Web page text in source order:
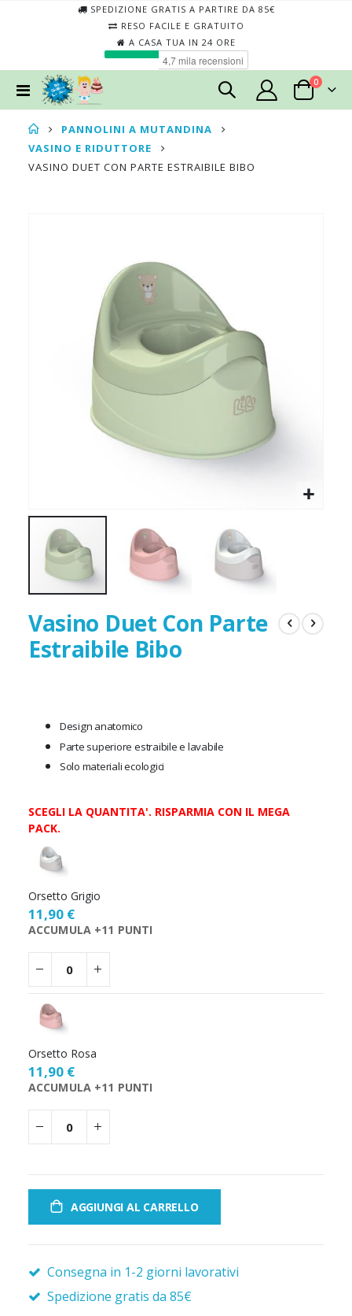
SPEDIZIONE GRATIS A PARTIRE DA 85€
RESO FACILE E GRATUITO
A CASA TUA IN 24 ORE
Toggle
Nav
Cart
0elementi
PANNOLINI A MUTANDINA
VASINO E RIDUTTORE
VASINO DUET CON PARTE ESTRAIBILE BIBO
Vasino Duet Con Parte
Estraibile Bibo
Design anatomico
Parte superiore estraibile e lavabile
Solo materiali ecologici
SCEGLI LA QUANTITA'. RISPARMIA CON IL MEGA
PACK.
Scegli
quantità
Orsetto Grigio
11,90 €
ACCUMULA +11 PUNTI
Orsetto Rosa
11,90 €
ACCUMULA +11 PUNTI
AGGIUNGI AL CARRELLO
Consegna in 1-2 giorni lavorativi
Spedizione gratis da 85€